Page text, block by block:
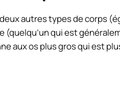
autres types de corps
(quelqu’un qui est
aux os plus gros qui est